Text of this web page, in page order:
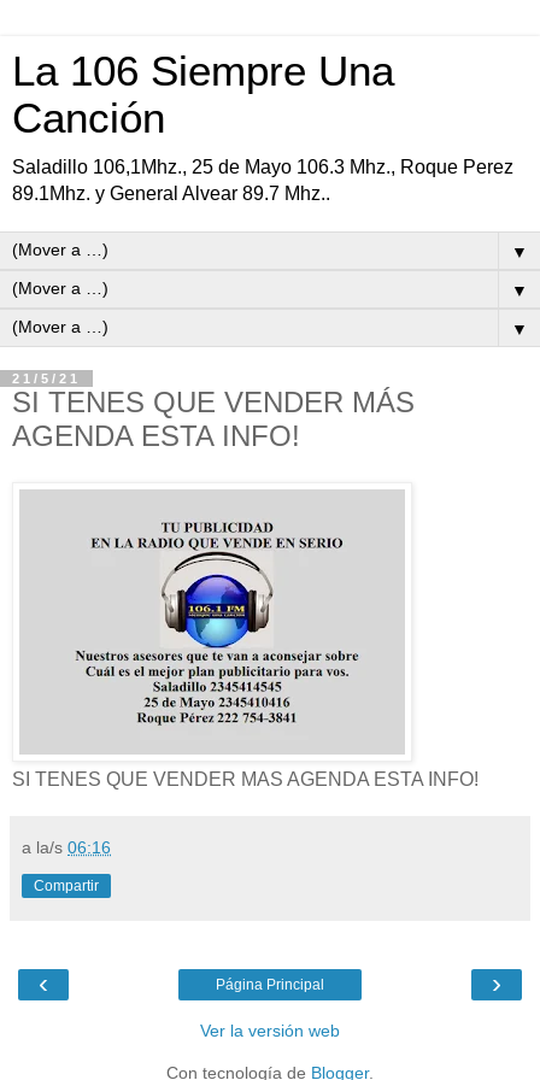
La 106 Siempre Una
Canción
Saladillo 106,1Mhz., 25 de Mayo 106.3 Mhz., Roque Perez
89.1Mhz. y General Alvear 89.7 Mhz..
▼
▼
▼
21/5/21
SI TENES QUE VENDER MÁS
AGENDA ESTA INFO!
SI TENES QUE VENDER MAS AGENDA ESTA INFO!
a la/s 06:16
Compartir
‹ ›
Página Principal
Ver la versión web
Con tecnología de Blogger.